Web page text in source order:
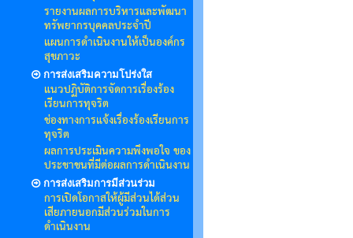
รายงานผลการบริหารและพัฒนา
ทรัพยากรบุคคลประจำปี
แผนการดำเนินงานให้เป็นองค์กร
สุขภาวะ
การส่งเสริมความโปร่งใส
แนวปฏิบัติการจัดการเรื่องร้อง
เรียนการทุจริต
ช่องทางการแจ้งเรื่องร้องเรียนการ
ทุจริต
ผลการประเมินความพึงพอใจ ของ
ประชาชนที่มีต่อผลการดำเนินงาน
การส่งเสริมการมีส่วนร่วม
การเปิดโอกาสให้ผู้มีส่วนได้ส่วน
เสียภายนอกมีส่วนร่วมในการ
ดำเนินงาน